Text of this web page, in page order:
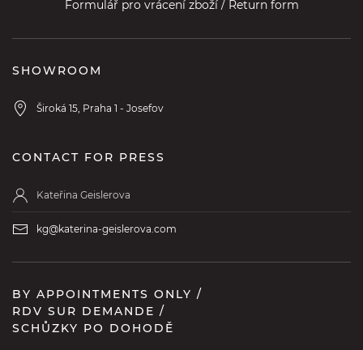
Formulář pro vrácení zboží / Return form
SHOWROOM
Široká 15, Praha 1 - Josefov
CONTACT FOR PRESS
Kateřina Geislerova
kg@katerina-geislerova.com
BY APPOINTMENTS ONLY /
RDV SUR DEMANDE /
SCHŮZKY PO DOHODĚ